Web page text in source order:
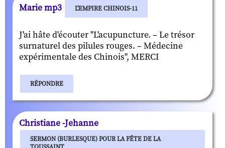
Marie mp3 L'EMPIRE CHINOIS-11
J'ai hâte d'écouter "L'acupuncture. – Le trésor
surnaturel des pilules rouges. – Médecine
expérimentale des Chinois", MERCI
RÉPONDRE
Christiane -Jehanne
SERMON (BURLESQUE) POUR LA FÊTE DE LA